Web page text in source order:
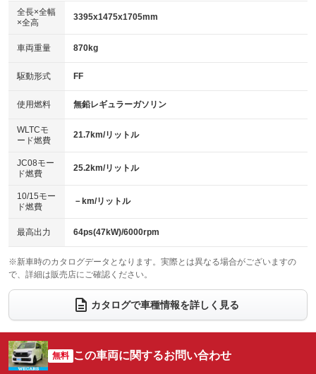
：装備なし
パワーウィンドウ
アイドリングストップ
：装備あり
USB入力端子
：装備なし
100V電源
：装備なし
センターデフロック
：装備なし
電動格納ミラー
：装備なし
：装備あり
革シート
キーレス
HID(キセノンライト)
：装備なし
バックカメラ
：装備なし
エアロ
：装備なし
：装備なし
パワーシート
ベンチシート
：装備なし
チップアップシート
：装備なし
：装備なし ：装備あり
ウォークスルー
：装備なし
電動リアゲート フロントカメラ
：装備なし
：装備なし ：装備なし
サイドカメラ
：装備なし ルーフレール
：装備なし
全長×全幅
×全高
3395x1475x1705mm
車両重量 870kg
駆動形式 FF
使用燃料 無鉛レギュラーガソリン
WLTCモ
ード燃費
21.7km/リットル
JC08モー
ド燃費
25.2km/リットル
10/15モー
ド燃費
－km/リットル
最高出力 64ps(47kW)/6000rpm
※新車時のカタログデータとなります。実際とは異なる場合がございますの
で、詳細は販売店にご確認ください。
カタログで車種情報を詳しく見る
無料 この車両に関するお問い合わせ